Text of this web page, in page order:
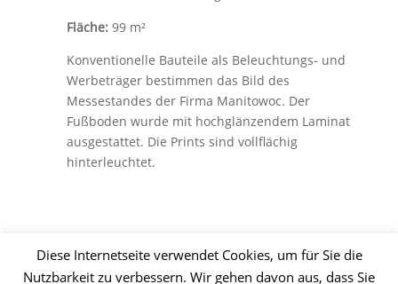
Fläche: 99 m²
Konventionelle Bauteile als Beleuchtungs- und
Werbeträger bestimmen das Bild des
Messestandes der Firma Manitowoc. Der
Fußboden wurde mit hochglänzendem Laminat
ausgestattet. Die Prints sind vollflächig
hinterleuchtet.
Zur Übersicht
Diese Internetseite verwendet Cookies, um für Sie die
Nutzbarkeit zu verbessern. Wir gehen davon aus, dass Sie